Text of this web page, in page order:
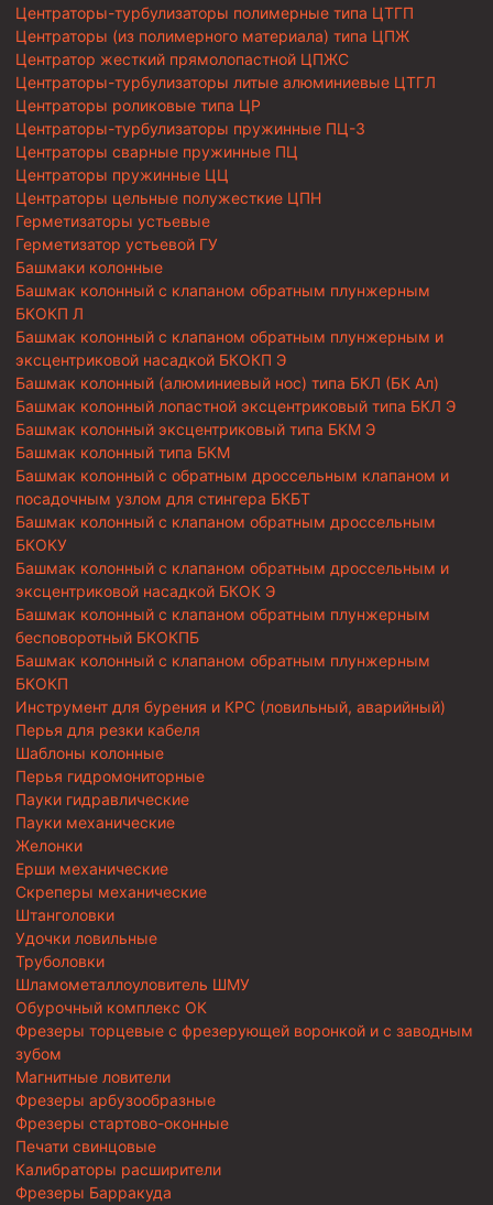
Центраторы-турбулизаторы полимерные типа ЦТГП
Центраторы (из полимерного материала) типа ЦПЖ
Центратор жесткий прямолопастной ЦПЖС
Центраторы-турбулизаторы литые алюминиевые ЦТГЛ
Центраторы роликовые типа ЦР
Центраторы-турбулизаторы пружинные ПЦ-3
Центраторы сварные пружинные ПЦ
Центраторы пружинные ЦЦ
Центраторы цельные полужесткие ЦПН
Герметизаторы устьевые
Герметизатор устьевой ГУ
Башмаки колонные
Башмак колонный с клапаном обратным плунжерным
БКОКП Л
Башмак колонный с клапаном обратным плунжерным и
эксцентриковой насадкой БКОКП Э
Башмак колонный (алюминиевый нос) типа БКЛ (БК Ал)
Башмак колонный лопастной эксцентриковый типа БКЛ Э
Башмак колонный эксцентриковый типа БКМ Э
Башмак колонный типа БКМ
Башмак колонный с обратным дроссельным клапаном и
посадочным узлом для стингера БКБТ
Башмак колонный с клапаном обратным дроссельным
БКОКУ
Башмак колонный с клапаном обратным дроссельным и
эксцентриковой насадкой БКОК Э
Башмак колонный с клапаном обратным плунжерным
бесповоротный БКОКПБ
Башмак колонный с клапаном обратным плунжерным
БКОКП
Инструмент для бурения и КРС (ловильный, аварийный)
Перья для резки кабеля
Шаблоны колонные
Перья гидромониторные
Пауки гидравлические
Пауки механические
Желонки
Ерши механические
Скреперы механические
Штанголовки
Удочки ловильные
Труболовки
Шламометаллоуловитель ШМУ
Обурочный комплекс ОК
Фрезеры торцевые с фрезерующей воронкой и с заводным
зубом
Магнитные ловители
Фрезеры арбузообразные
Фрезеры стартово-оконные
Печати свинцовые
Калибраторы расширители
Фрезеры Барракуда